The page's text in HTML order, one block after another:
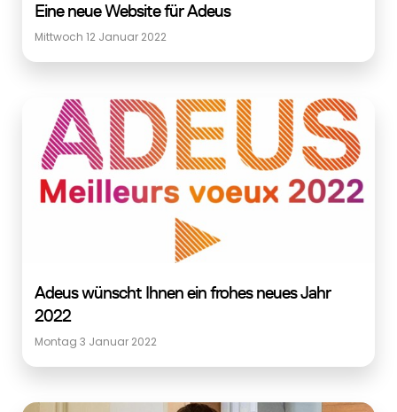
Eine neue Website für Adeus
Mittwoch 12 Januar 2022
Adeus wünscht Ihnen ein frohes neues Jahr
2022
Montag 3 Januar 2022